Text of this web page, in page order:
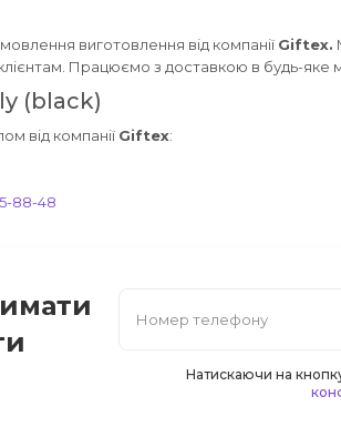
виготовлення від компанії Giftex.
Працюємо з доставкою в будь-яке
(black)
від компанії Giftex:
88-48
Натискаючи на